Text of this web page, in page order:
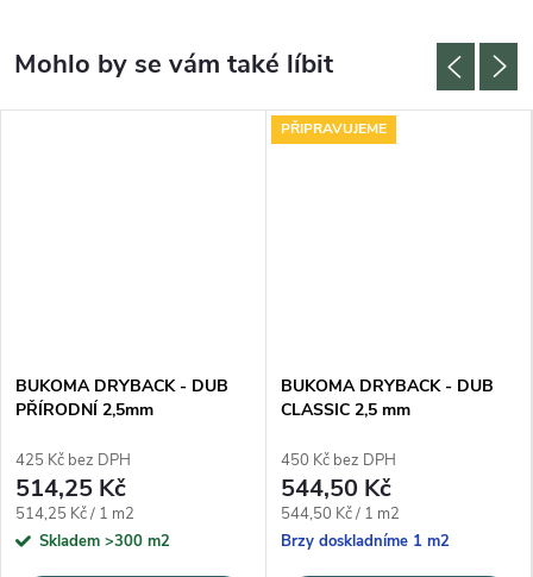
BUKOMA DRYBACK - DUB
PŘÍRODNÍ 2,5mm
425 Kč bez DPH
514,25 Kč
Měrná cena:
514,25 Kč / 1 m2
Skladem >300 m2
PŘIPRAVUJEME
BUKOMA DRYBACK - DUB
CLASSIC 2,5 mm
450 Kč bez DPH
544,50 Kč
Měrná cena:
544,50 Kč / 1 m2
Brzy doskladníme 1 m2